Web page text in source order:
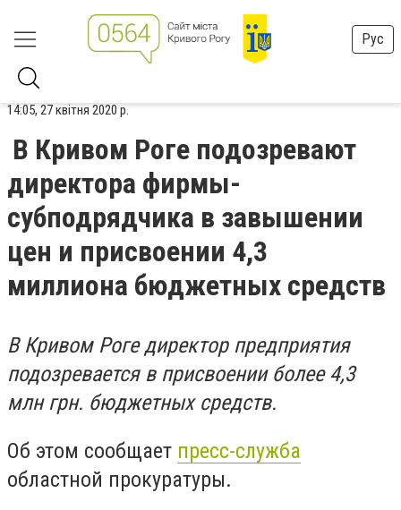
Рус
14:05, 27 квітня 2020 р.
В Кривом Роге подозревают
директора фирмы-
субподрядчика в завышении
цен и присвоении 4,3
миллиона бюджетных средств
В Кривом Роге директор предприятия
подозревается в присвоении более 4,3
млн грн. бюджетных средств.
Об этом сообщает пресс-служба
областной прокуратуры.